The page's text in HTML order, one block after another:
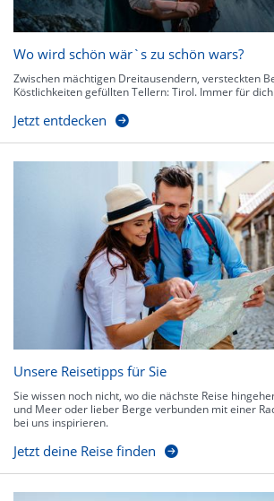
Wo wird schön wär`s zu schön wars?
Zwischen mächtigen Dreitausendern, versteckten
Köstlichkeiten gefüllten Tellern: Tirol. Immer für
Jetzt entdecken
Unsere Reisetipps für Sie
Sie wissen noch nicht, wo die nächste Reise
und Meer oder lieber Berge verbunden mit einer
bei uns inspirieren.
Jetzt deine Reise finden